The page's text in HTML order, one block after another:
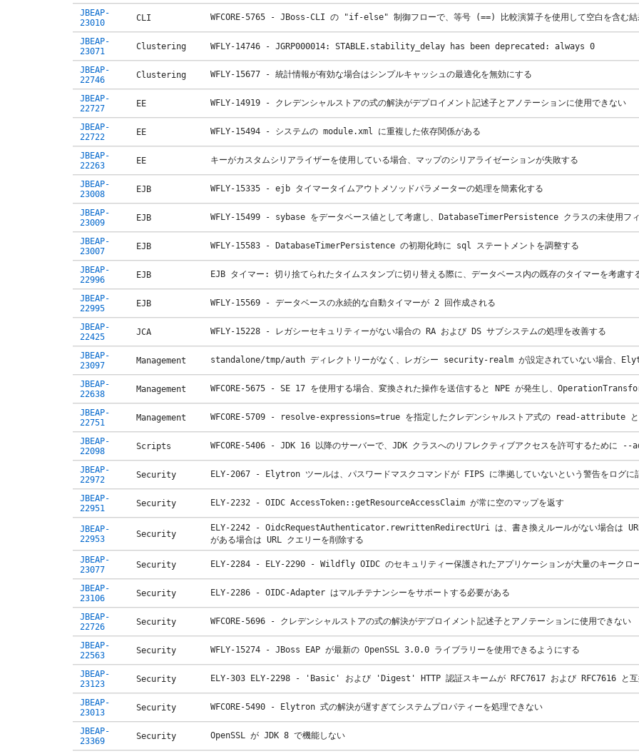
JBEAP-
23010
CLI WFCORE-5765 - JBoss-CLI の "if-else" 制御フローで、等号 (==) 比較演算子を使用して空白を含む結
JBEAP-
23071
Clustering WFLY-14746 - JGRP000014: STABLE.stability_delay has been deprecated: always 0
JBEAP-
22746
Clustering WFLY-15677 - 統計情報が有効な場合はシンプルキャッシュの最適化を無効にする
JBEAP-
22727
EE WFLY-14919 - クレデンシャルストアの式の解決がデプロイメント記述子とアノテーションに使用できない
JBEAP-
22722
EE WFLY-15494 - システムの module.xml に重複した依存関係がある
JBEAP-
22263
EE キーがカスタムシリアライザーを使用している場合、マップのシリアライゼーションが失敗する
JBEAP-
23008
EJB WFLY-15335 - ejb タイマータイムアウトメソッドパラメーターの処理を簡素化する
JBEAP-
23009
EJB WFLY-15499 - sybase をデータベース値として考慮し、DatabaseTimerPersistence クラスの未使用
JBEAP-
23007
EJB WFLY-15583 - DatabaseTimerPersistence の初期化時に sql ステートメントを調整する
JBEAP-
22996
EJB EJB タイマー: 切り捨てられたタイムスタンプに切り替える際に、データベース内の既存のタイマーを考慮す
JBEAP-
22995
EJB WFLY-15569 - データベースの永続的な自動タイマーが 2 回作成される
JBEAP-
22425
JCA WFLY-15228 - レガシーセキュリティーがない場合の RA および DS サブシステムの処理を改善する
JBEAP-
23097
Management standalone/tmp/auth ディレクトリーがなく、レガシー security-realm が設定されていない場合、
JBEAP-
22638
Management WFCORE-5675 - SE 17 を使用する場合、変換された操作を送信すると NPE が発生し、
JBEAP-
22751
Management WFCORE-5709 - resolve-expressions=true を指定したクレデンシャルストア式の read-attribute
JBEAP-
22098
Scripts WFCORE-5406 - JDK 16 以降のサーバーで、JDK クラスへのリフレクティブアクセスを許可するために
JBEAP-
22972
Security ELY-2067 - Elytron ツールは、パスワードマスクコマンドが FIPS に準拠していないという警告をログに
JBEAP-
22951
Security ELY-2232 - OIDC AccessToken::getResourceAccessClaim が常に空のマップを返す
JBEAP-
22953
Security
ELY-2242 - OidcRequestAuthenticator.rewrittenRedirectUri は、書き換えルールがない場合は URL
がある場合は URL クエリーを削除する
JBEAP-
23077
Security ELY-2284 - ELY-2290 - Wildfly OIDC のセキュリティー保護されたアプリケーションが大量のキークロ
JBEAP-
23106
Security ELY-2286 - OIDC-Adapter はマルチテナンシーをサポートする必要がある
JBEAP-
22726
Security WFCORE-5696 - クレデンシャルストアの式の解決がデプロイメント記述子とアノテーションに使用できない
JBEAP-
22563
Security WFLY-15274 - JBoss EAP が最新の OpenSSL 3.0.0 ライブラリーを使用できるようにする
JBEAP-
23123
Security ELY-303 ELY-2298 - 'Basic' および 'Digest' HTTP 認証スキームが RFC7617 および RFC7616 と互
JBEAP-
23013
Security WFCORE-5490 - Elytron 式の解決が遅すぎてシステムプロパティーを処理できない
JBEAP-
23369
Security OpenSSL が JDK 8 で機能しない